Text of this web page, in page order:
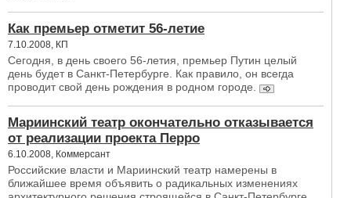
Как премьер отметит 56-летие
7.10.2008, КП
Сегодня, в день своего 56-летия, премьер Путин целый
день будет в Санкт-Петербурге. Как правило, он всегда
проводит свой день рождения в родном городе.
Мариинский театр окончательно отказывается
от реализации проекта Перро
6.10.2008, Коммерсант
Российские власти и Мариинский театр намерены в
ближайшее время объявить о радикальных изменениях